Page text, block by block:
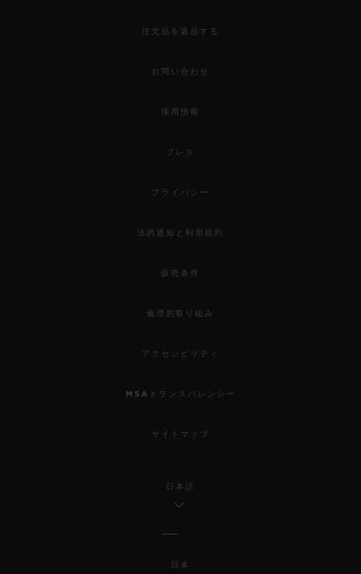
注文品を返品する
お問い合わせ
採用情報
プレス
プライバシー
法的通知と利用規約
販売条件
倫理的取り組み
アクセシビリティ
MSAトランスパレンシー
サイトマップ
日本語
日本